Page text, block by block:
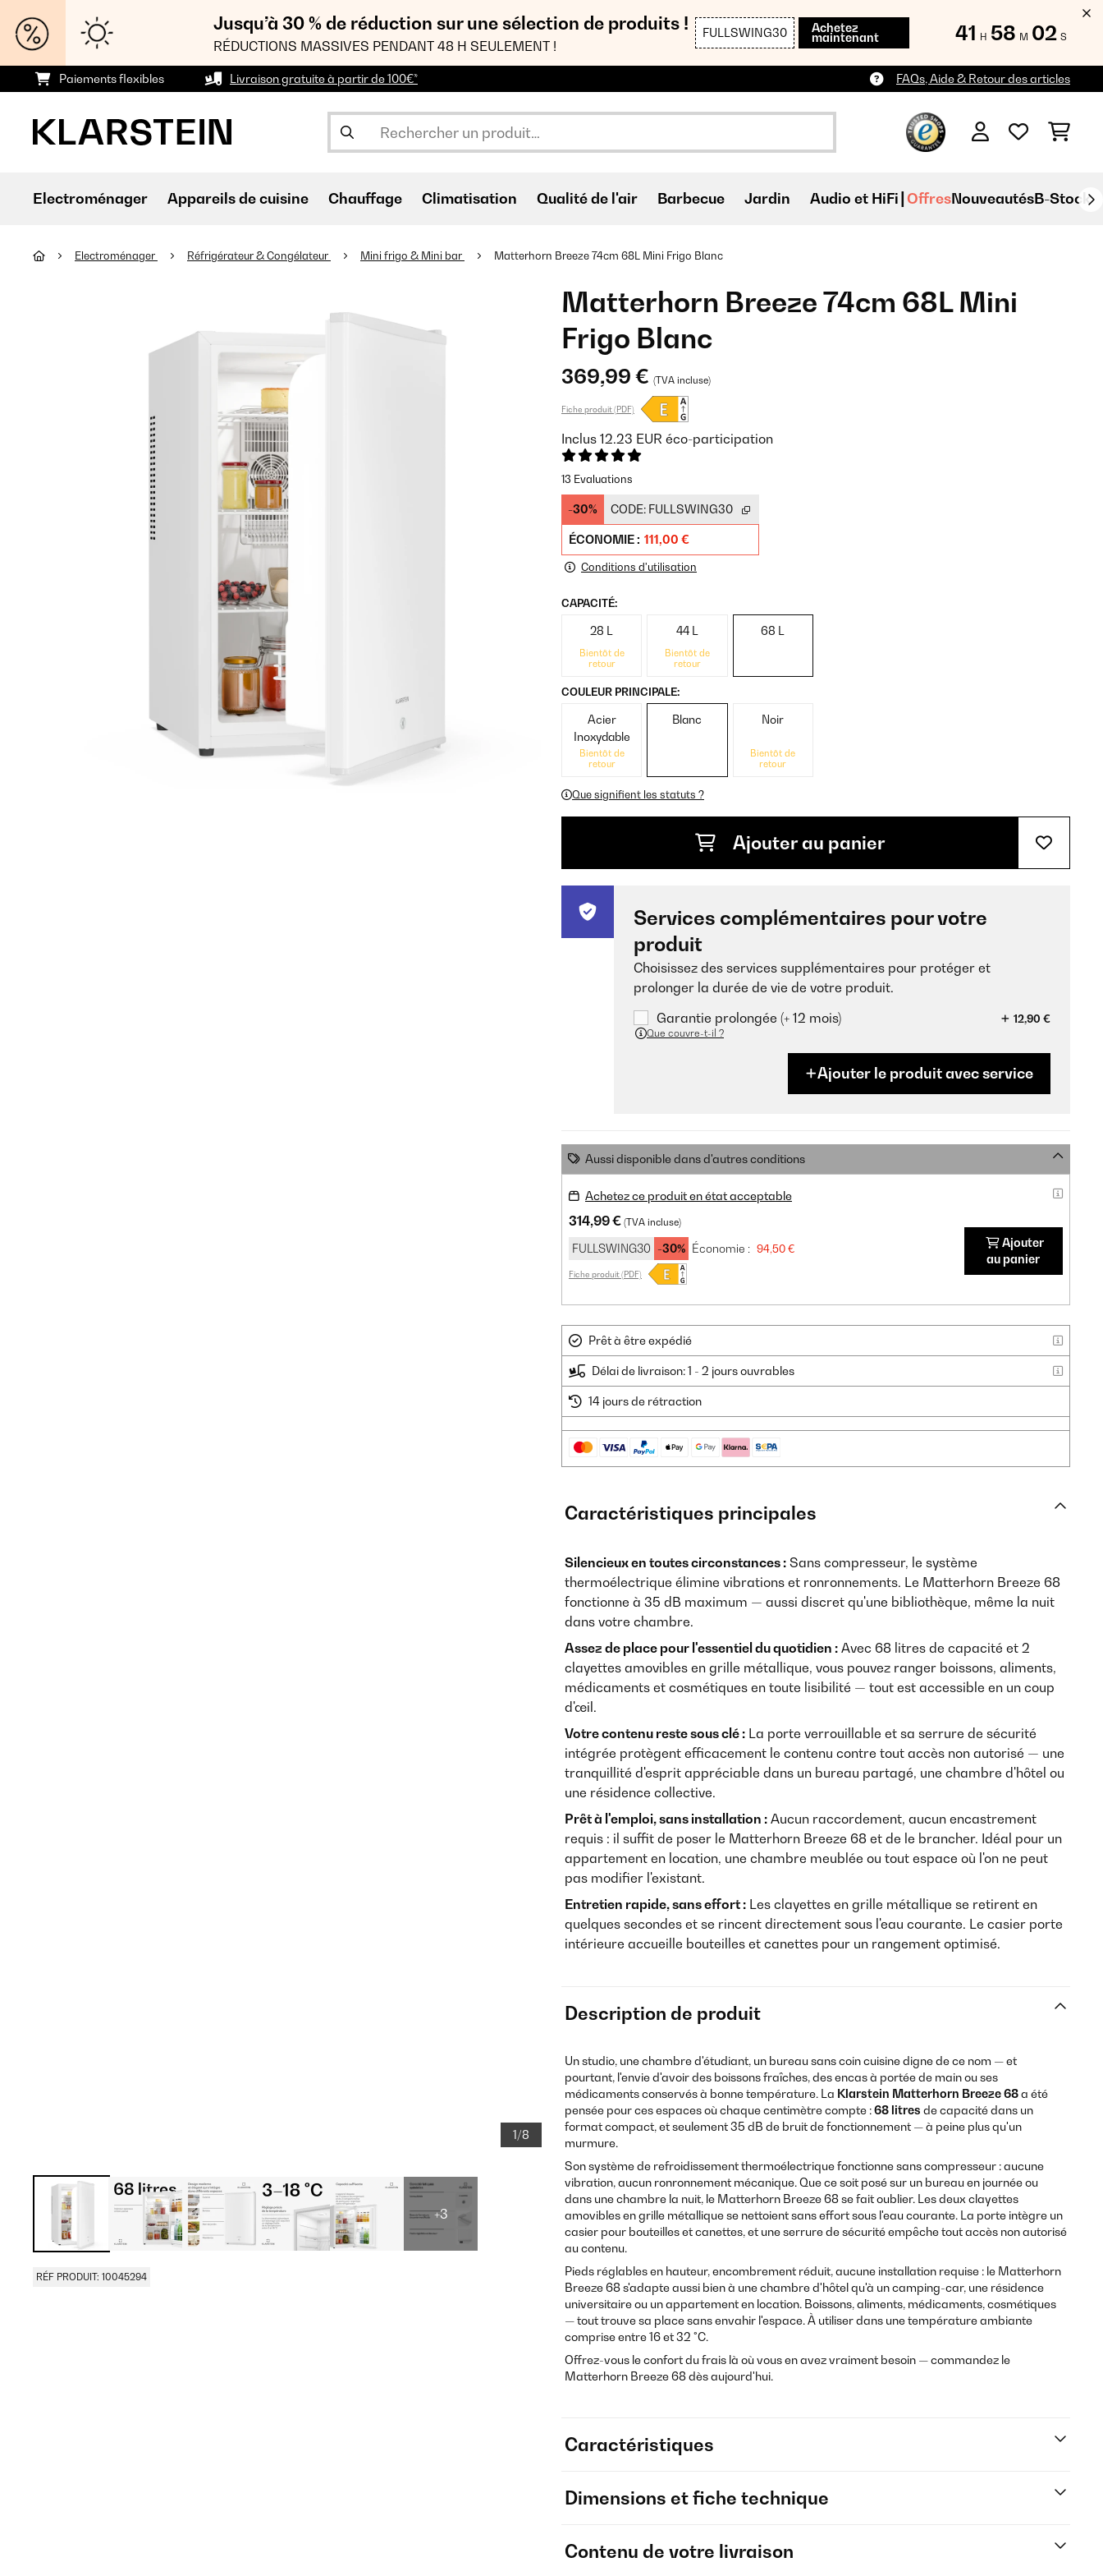
Jusqu’à 30 % de réduction sur une sélection de produits !
RÉDUCTIONS MASSIVES PENDANT 48 H SEULEMENT !
FULLSWING30 Achetez
maintenant 41 H 58 M 01 S
Paiements flexibles Livraison gratuite à partir de 100€* FAQs, Aide & Retour des articles
Electroménager Appareils de cuisine Chauffage Climatisation Qualité de l'air Barbecue Jardin Audio et HiFi OffresNouveautésB-Stock
Electroménager Réfrigérateur & Congélateur Mini frigo & Mini bar Matterhorn Breeze 74cm 68L Mini Frigo Blanc
1/8
+3
RÉF PRODUIT: 10045294
Matterhorn Breeze 74cm 68L Mini
Frigo Blanc
369,99 € (TVA incluse)
Fiche produit (PDF)
Inclus 12.23 EUR éco-participation
13 Evaluations
-30% CODE: FULLSWING30
ÉCONOMIE : 111,00 €
Conditions d'utilisation
CAPACITÉ:
28 L
Bientôt de
retour
44 L
Bientôt de
retour
68 L
COULEUR PRINCIPALE:
Acier
Inoxydable
Bientôt de
retour
Blanc Noir
Bientôt de
retour
Que signifient les statuts ?
Ajouter au panier
Services complémentaires pour votre
produit
Choisissez des services supplémentaires pour protéger et
prolonger la durée de vie de votre produit.
Garantie prolongée (+ 12 mois)
12,90 €
Que couvre-t-il ?
Ajouter le produit avec service
Aussi disponible dans d'autres conditions
Achetez ce produit en état acceptable
314,99 € (TVA incluse)
FULLSWING30 -30% Économie : 94,50 €
Fiche produit (PDF)
Ajouter
au panier
Prêt à être expédié
Délai de livraison: 1 - 2 jours ouvrables
14 jours de rétraction
Caractéristiques principales
Silencieux en toutes circonstances : Sans compresseur, le système
thermoélectrique élimine vibrations et ronronnements. Le Matterhorn Breeze 68
fonctionne à 35 dB maximum — aussi discret qu'une bibliothèque, même la nuit
dans votre chambre.
Assez de place pour l'essentiel du quotidien : Avec 68 litres de capacité et 2
clayettes amovibles en grille métallique, vous pouvez ranger boissons, aliments,
médicaments et cosmétiques en toute lisibilité — tout est accessible en un coup
d'œil.
Votre contenu reste sous clé : La porte verrouillable et sa serrure de sécurité
intégrée protègent efficacement le contenu contre tout accès non autorisé — une
tranquillité d'esprit appréciable dans un bureau partagé, une chambre d'hôtel ou
une résidence collective.
Prêt à l'emploi, sans installation : Aucun raccordement, aucun encastrement
requis : il suffit de poser le Matterhorn Breeze 68 et de le brancher. Idéal pour un
appartement en location, une chambre meublée ou tout espace où l'on ne peut
pas modifier l'existant.
Entretien rapide, sans effort : Les clayettes en grille métallique se retirent en
quelques secondes et se rincent directement sous l'eau courante. Le casier porte
intérieure accueille bouteilles et canettes pour un rangement optimisé.
Description de produit
Un studio, une chambre d'étudiant, un bureau sans coin cuisine digne de ce nom — et
pourtant, l'envie d'avoir des boissons fraîches, des encas à portée de main ou ses
médicaments conservés à bonne température. La Klarstein Matterhorn Breeze 68a été
pensée pour ces espaces où chaque centimètre compte :68 litres de capacité dans un
format compact, et seulement 35 dB de bruit de fonctionnement — à peine plus qu'un
murmure.
Son système de refroidissement thermoélectrique fonctionne sans compresseur : aucune
vibration, aucun ronronnement mécanique. Que ce soit posé sur un bureau en journée ou
dans une chambre la nuit, le Matterhorn Breeze 68 se fait oublier. Les deux clayettes
amovibles en grille métallique se nettoient sans effort sous l'eau courante. La porte intègre un
casier pour bouteilles et canettes, et une serrure de sécurité empêche tout accès non autorisé
au contenu.
Pieds réglables en hauteur, encombrement réduit, aucune installation requise : le Matterhorn
Breeze 68 s'adapte aussi bien à une chambre d'hôtel qu'à un camping-car, une résidence
universitaire ou un appartement en location. Boissons, aliments, médicaments, cosmétiques
— tout trouve sa place sans envahir l'espace. À utiliser dans une température ambiante
comprise entre 16 et 32 °C.
Offrez-vous le confort du frais là où vous en avez vraiment besoin — commandez le
Matterhorn Breeze 68 dès aujourd'hui.
Caractéristiques
Dimensions et fiche technique
Contenu de votre livraison